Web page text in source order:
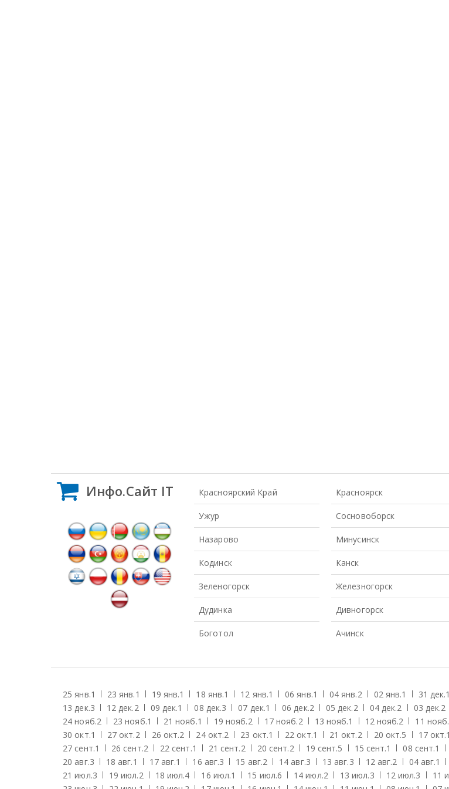
Инфо.Сайт IT Красноярский Край
Ужур
Назарово
Кодинск
Зеленогорск
Дудинка
Боготол
Красноярск
Сосновоборск
Минусинск
Канск
Железногорск
Дивногорск
Ачинск
25 янв.1 23 янв.1 19 янв.1 18 янв.1 12 янв.1 06 янв.1 04 янв.2 02 янв.1 31 дек.1
13 дек.3 12 дек.2 09 дек.1 08 дек.3 07 дек.1 06 дек.2 05 дек.2 04 дек.2 03 дек.2
24 нояб.2 23 нояб.1 21 нояб.1 19 нояб.2 17 нояб.2 13 нояб.1 12 нояб.2 11 нояб.
30 окт.1 27 окт.2 26 окт.2 24 окт.2 23 окт.1 22 окт.1 21 окт.2 20 окт.5 17 окт.1
27 сент.1 26 сент.2 22 сент.1 21 сент.2 20 сент.2 19 сент.5 15 сент.1 08 сент.1
20 авг.3 18 авг.1 17 авг.1 16 авг.3 15 авг.2 14 авг.3 13 авг.3 12 авг.2 04 авг.1
21 июл.3 19 июл.2 18 июл.4 16 июл.1 15 июл.6 14 июл.2 13 июл.3 12 июл.3 11